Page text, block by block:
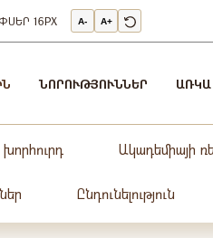
16PX A- A+
ՆՈՐՈՒԹՅՈՒՆՆԵՐ ԱՌԿԱ
Ակադեմիայի
Ընդունելություն